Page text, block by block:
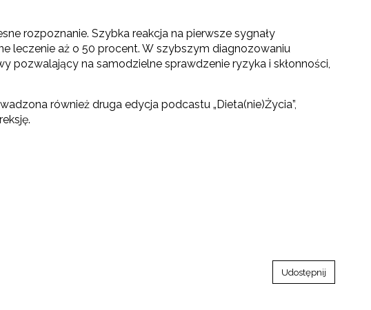
rozpoznanie. Szybka reakcja na pierwsze sygnały
leczenie aż o 50 procent. W szybszym diagnozowaniu
na samodzielne sprawdzenie ryzyka i skłonności,
również druga edycja podcastu „Dieta(nie)Życia”,
Udostępnij